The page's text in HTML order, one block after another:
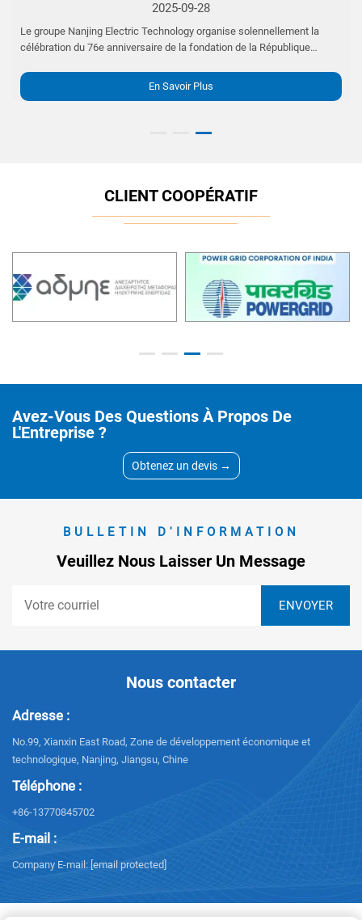
2025-09-28
Le groupe Nanjing Electric Technology organise solennellement la
célébration du 76e anniversaire de la fondation de la République
matin du 28 septembre 2025, la place du mât de drapeau située au
sein de...
En Savoir Plus
CLIENT COOPÉRATIF
Avez-Vous Des Questions À Propos De
L'Entreprise ?
Obtenez un devis →
BULLETIN D'INFORMATION
Veuillez Nous Laisser Un Message
Nous contacter
Adresse :
No.99, Xianxin East Road, Zone de développement économique et
technologique, Nanjing, Jiangsu, Chine
Téléphone :
+86-13770845702
E-mail :
Company E-mail: [email protected]